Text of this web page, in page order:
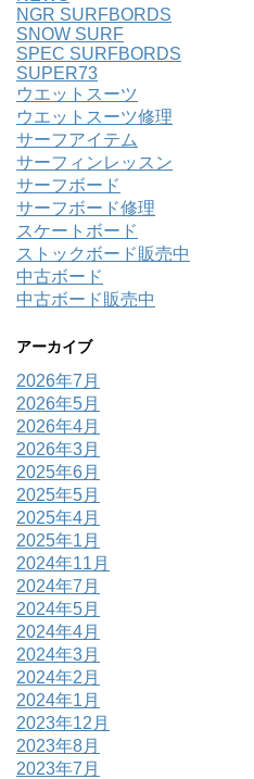
NGR SURFBORDS
SNOW SURF
SPEC SURFBORDS
SUPER73
ウエットスーツ
ウエットスーツ修理
サーフアイテム
サーフィンレッスン
サーフボード
サーフボード修理
スケートボード
ストックボード販売中
中古ボード
中古ボード販売中
アーカイブ
2026年7月
2026年5月
2026年4月
2026年3月
2025年6月
2025年5月
2025年4月
2025年1月
2024年11月
2024年7月
2024年5月
2024年4月
2024年3月
2024年2月
2024年1月
2023年12月
2023年8月
2023年7月